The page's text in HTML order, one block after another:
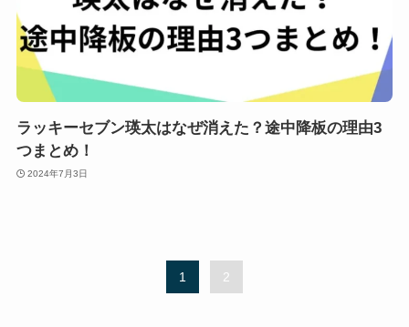
ラッキーセブン瑛太はなぜ消えた？途中降板の理由3
つまとめ！
2024年7月3日
1 2